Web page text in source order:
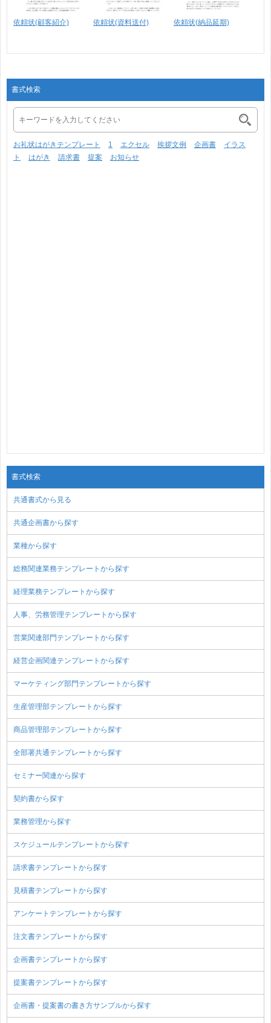
依頼状(顧客紹介) 依頼状(資料送付) 依頼状(納品延期)
書式検索
お礼状はがきテンプレート 1 エクセル 挨拶文例 企画書
イラス
ト
はがき 請求書 提案 お知らせ
書式検索
共通書式から見る
共通企画書から探す
業種から探す
総務関連業務テンプレートから探す
経理業務テンプレートから探す
人事、労務管理テンプレートから探す
営業関連部門テンプレートから探す
経営企画関連テンプレートから探す
マーケティング部門テンプレートから探す
生産管理部テンプレートから探す
商品管理部テンプレートから探す
全部署共通テンプレートから探す
セミナー関連から探す
契約書から探す
業務管理から探す
スケジュールテンプレートから探す
請求書テンプレートから探す
見積書テンプレートから探す
アンケートテンプレートから探す
注文書テンプレートから探す
企画書テンプレートから探す
提案書テンプレートから探す
企画書・提案書の書き方サンプルから探す